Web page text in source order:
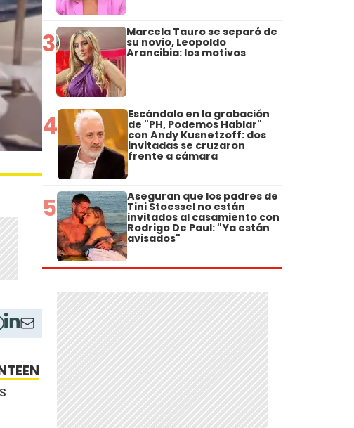
3 Marcela Tauro se separó de
su novio, Leopoldo
Arancibia: los motivos
4 Escándalo en la grabación
de "PH, Podemos Hablar"
con Andy Kusnetzoff: dos
invitadas se cruzaron
frente a cámara
5 Aseguran que los padres de
Tini Stoessel no están
invitados al casamiento con
Rodrigo De Paul: "Ya están
avisados"